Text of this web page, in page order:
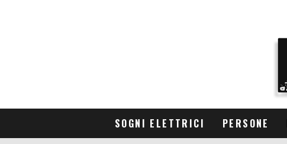
SOGNI ELETTRICI PERSONE